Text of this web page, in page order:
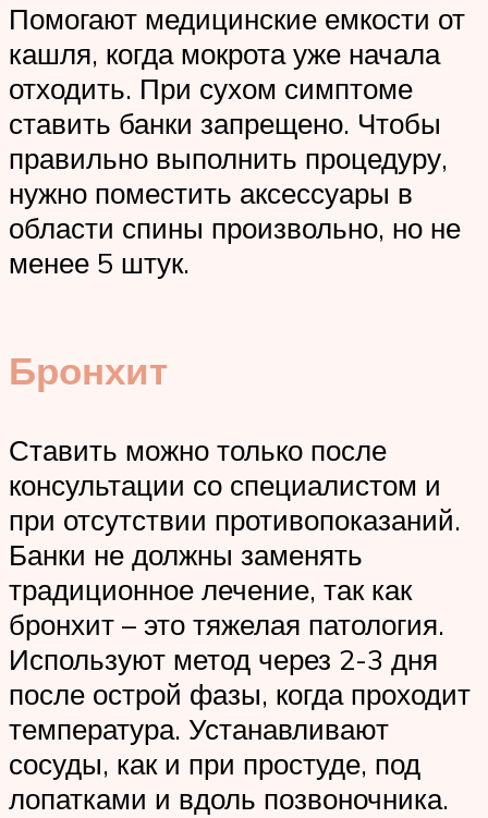
Помогают медицинские емкости от
кашля, когда мокрота уже начала
отходить. При сухом симптоме
ставить банки запрещено. Чтобы
правильно выполнить процедуру,
нужно поместить аксессуары в
области спины произвольно, но не
менее 5 штук.
Бронхит
Ставить можно только после
консультации со специалистом и
при отсутствии противопоказаний.
Банки не должны заменять
традиционное лечение, так как
бронхит – это тяжелая патология.
Используют метод через 2-3 дня
после острой фазы, когда проходит
температура. Устанавливают
сосуды, как и при простуде, под
лопатками и вдоль позвоночника.